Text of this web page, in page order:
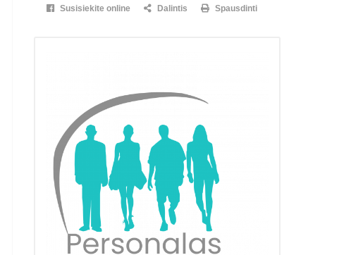
Susisiekite online Dalintis Spausdinti